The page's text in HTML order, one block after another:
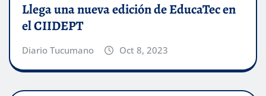
Llega una nueva edición de EducaTec en
el CIIDEPT
Diario Tucumano Oct 8, 2023